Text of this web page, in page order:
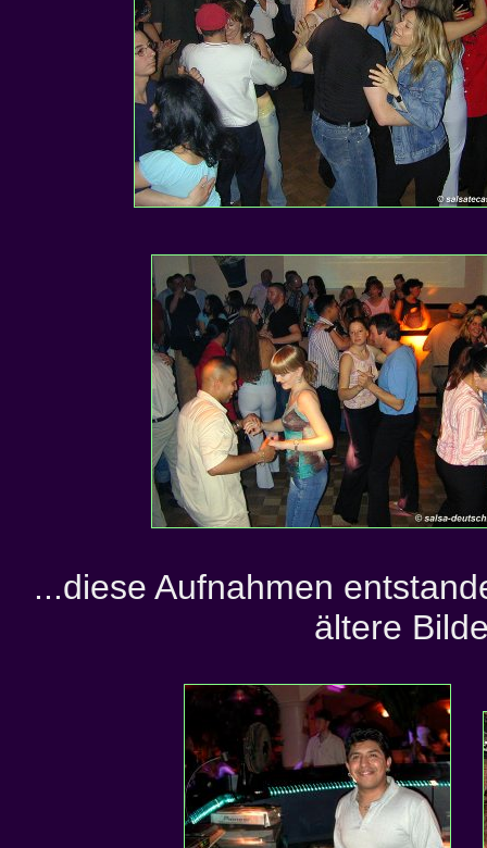
...diese Aufnahmen
ältere